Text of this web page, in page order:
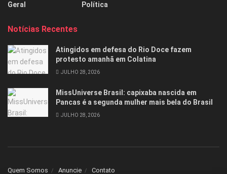
Geral
Política
Notícias Recentes
Atingidos em defesa do Rio Doce fazem
protesto amanhã em Colatina
JULHO 28, 2026
MissUniverse Brasil: capixaba nascida em
Pancas é a segunda mulher mais bela do Brasil
JULHO 28, 2026
Quem Somos Anuncie Contato